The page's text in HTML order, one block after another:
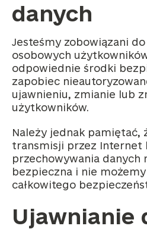
danych
Jesteśmy zobowiązani
osobowych
odpowiednie środki
zapobiec
ujawnieniu, zmianie lub
użytkowników.
Należy jednak pamiętać,
transmisji przez Internet
przechowywania danych
bezpieczna i nie
całkowitego
Ujawnianie